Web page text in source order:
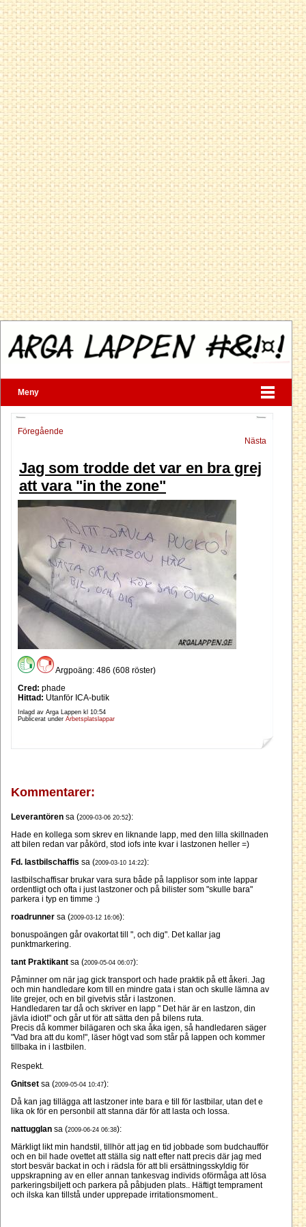
Meny
Föregående
Nästa
Jag som trodde det var en bra grej
att vara "in the zone"
Argpoäng: 486 (608 röster)
Cred: phade
Hittad: Utanför ICA-butik
Inlagd av Arga Lappen kl 10:54
Publicerat under Arbetsplatslappar
Kommentarer:
Leverantören sa (2009-03-06 20:52):
Hade en kollega som skrev en liknande lapp, med den lilla skillnaden
att bilen redan var påkörd, stod iofs inte kvar i lastzonen heller =)
Fd. lastbilschaffis sa (2009-03-10 14:22):
lastbilschaffisar brukar vara sura både på lapplisor som inte lappar
ordentligt och ofta i just lastzoner och på bilister som "skulle bara"
parkera i typ en timme :)
roadrunner sa (2009-03-12 16:06):
bonuspoängen går ovakortat till ", och dig". Det kallar jag
punktmarkering.
tant Praktikant sa (2009-05-04 06:07):
Påminner om när jag gick transport och hade praktik på ett åkeri. Jag
och min handledare kom till en mindre gata i stan och skulle lämna av
lite grejer, och en bil givetvis står i lastzonen.
Handledaren tar då och skriver en lapp " Det här är en lastzon, din
jävla idiot!" och går ut för att sätta den på bilens ruta.
Precis då kommer bilägaren och ska åka igen, så handledaren säger
"Vad bra att du kom!", läser högt vad som står på lappen och kommer
tillbaka in i lastbilen.
Respekt.
Gnitset sa (2009-05-04 10:47):
Då kan jag tillägga att lastzoner inte bara e till för lastbilar, utan det e
lika ok för en personbil att stanna där för att lasta och lossa.
nattugglan sa (2009-06-24 06:38):
Märkligt likt min handstil, tillhör att jag en tid jobbade som budchaufför
och en bil hade ovettet att ställa sig natt efter natt precis där jag med
stort besvär backat in och i rädsla för att bli ersättningsskyldig för
uppskrapning av en eller annan tankesvag individs oförmåga att lösa
parkeringsbiljett och parkera på påbjuden plats.. Häftigt temprament
och ilska kan tillstå under upprepade irritationsmoment..